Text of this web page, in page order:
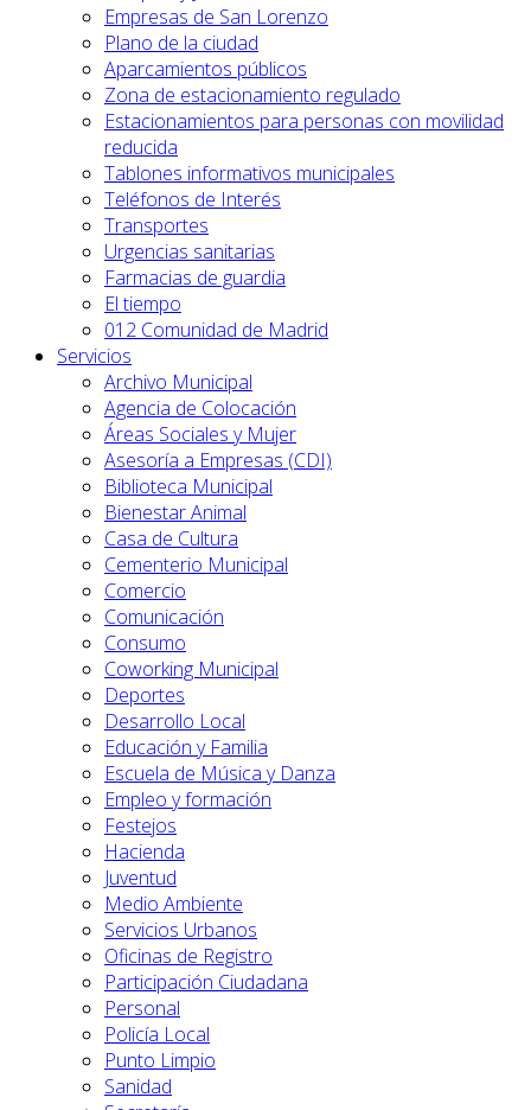
Empresas de San Lorenzo
Plano de la ciudad
Aparcamientos públicos
Zona de estacionamiento regulado
Estacionamientos para personas con movilidad
reducida
Tablones informativos municipales
Teléfonos de Interés
Transportes
Urgencias sanitarias
Farmacias de guardia
El tiempo
012 Comunidad de Madrid
Servicios
Archivo Municipal
Agencia de Colocación
Áreas Sociales y Mujer
Asesoría a Empresas (CDI)
Biblioteca Municipal
Bienestar Animal
Casa de Cultura
Cementerio Municipal
Comercio
Comunicación
Consumo
Coworking Municipal
Deportes
Desarrollo Local
Educación y Familia
Escuela de Música y Danza
Empleo y formación
Festejos
Hacienda
Juventud
Medio Ambiente
Servicios Urbanos
Oficinas de Registro
Participación Ciudadana
Personal
Policía Local
Punto Limpio
Sanidad